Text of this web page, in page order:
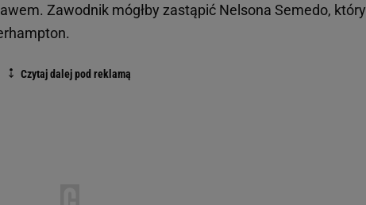
Zawodnik mógłby zastąpić Nelsona Semedo, który